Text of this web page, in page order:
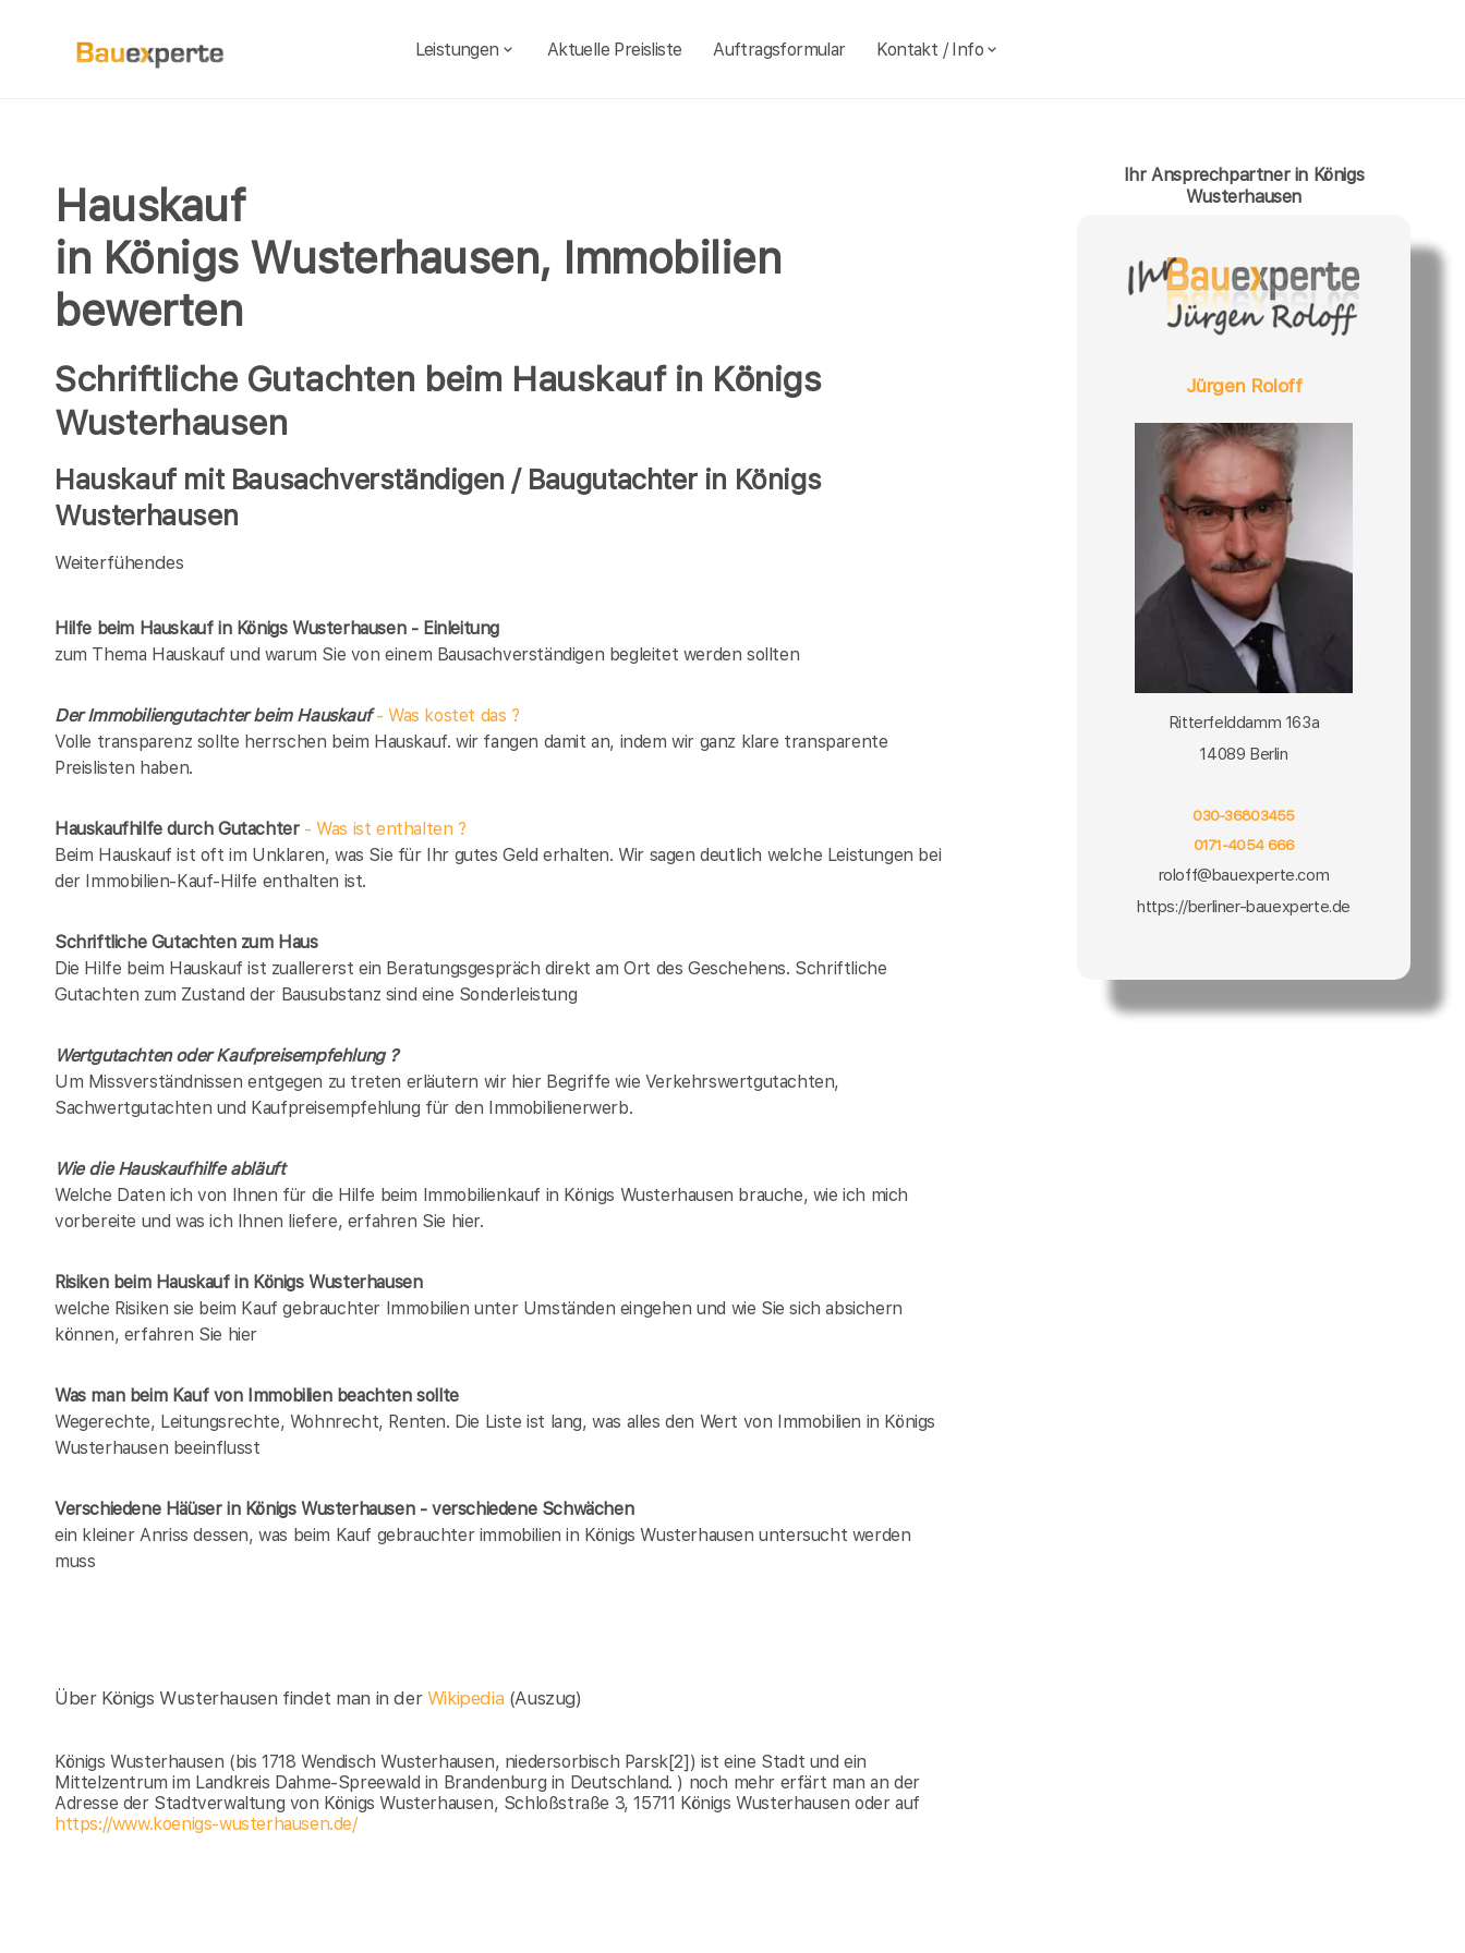
Leistungen Aktuelle Preisliste Auftragsformular Kontakt / Info
Hauskauf
in Königs Wusterhausen, Immobilien
bewerten
Schriftliche Gutachten beim Hauskauf in Königs
Wusterhausen
Hauskauf mit Bausachverständigen / Baugutachter in Königs
Wusterhausen
Weiterfühendes
Hilfe beim Hauskauf in Königs Wusterhausen - Einleitung
zum Thema Hauskauf und warum Sie von einem Bausachverständigen begleitet werden sollten
Der Immobiliengutachter beim Hauskauf- Was kostet das ?
Volle transparenz sollte herrschen beim Hauskauf. wir fangen damit an, indem wir ganz klare transparente
Preislisten haben.
Hauskaufhilfe durch Gutachter- Was ist enthalten ?
Beim Hauskauf ist oft im Unklaren, was Sie für Ihr gutes Geld erhalten. Wir sagen deutlich welche Leistungen bei
der Immobilien-Kauf-Hilfe enthalten ist.
Schriftliche Gutachten zum Haus
Die Hilfe beim Hauskauf ist zuallererst ein Beratungsgespräch direkt am Ort des Geschehens. Schriftliche
Gutachten zum Zustand der Bausubstanz sind eine Sonderleistung
Wertgutachten oder Kaufpreisempfehlung ?
Um Missverständnissen entgegen zu treten erläutern wir hier Begriffe wie Verkehrswertgutachten,
Sachwertgutachten und Kaufpreisempfehlung für den Immobilienerwerb.
Wie die Hauskaufhilfe abläuft
Welche Daten ich von Ihnen für die Hilfe beim Immobilienkauf in Königs Wusterhausen brauche, wie ich mich
vorbereite und was ich Ihnen liefere, erfahren Sie hier.
Risiken beim Hauskaufin Königs Wusterhausen
welche Risiken sie beim Kauf gebrauchter Immobilien unter Umständen eingehen und wie Sie sich absichern
können, erfahren Sie hier
Was man beim Kauf von Immobilien beachten sollte
Wegerechte, Leitungsrechte, Wohnrecht, Renten. Die Liste ist lang, was alles den Wert von Immobilien in Königs
Wusterhausen beeinflusst
Verschiedene Häüser in Königs Wusterhausen - verschiedene Schwächen
ein kleiner Anriss dessen, was beim Kauf gebrauchter immobilien in Königs Wusterhausen untersucht werden
muss
Über Königs Wusterhausen findet man in der Wikipedia (Auszug)
Königs Wusterhausen (bis 1718 Wendisch Wusterhausen, niedersorbisch Parsk[2]) ist eine Stadt und ein
Mittelzentrum im Landkreis Dahme-Spreewald in Brandenburg in Deutschland. ) noch mehr erfärt man an der
Adresse der Stadtverwaltung von Königs Wusterhausen, Schloßstraße 3, 15711 Königs Wusterhausen oder auf
https://www.koenigs-wusterhausen.de/
Ihr Ansprechpartner in Königs
Wusterhausen
Jürgen Roloff
Ritterfelddamm 163a
14089 Berlin
030-36803455
0171-4054 666
roloff@bauexperte.com
https://berliner-bauexperte.de